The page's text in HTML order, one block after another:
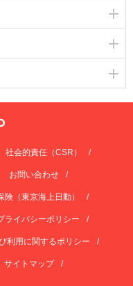
社会的責任（CSR）
お問い合わせ
険（東京海上日動）
ライバシーポリシー
利用に関するポリシー
サイトマップ